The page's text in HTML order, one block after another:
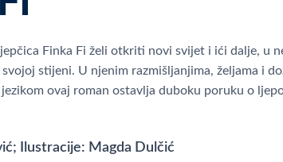
Finka Fi želi otkriti novi svijet i ići dalje, u
stijeni. U njenim razmišljanjima, željama i
ovaj roman ostavlja duboku poruku o
Ilustracije: Magda Dulčić